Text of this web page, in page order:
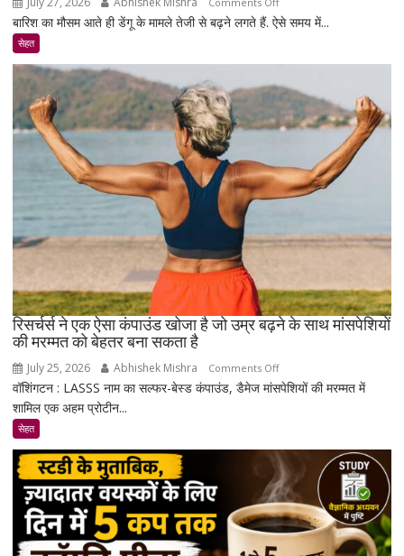
टाइप-2
सावधान
!
बारिश का मौसम आते ही डेंगू के मामले तेजी से बढ़ने लगते हैं. ऐसे समय में...
सेहत
रिसर्चर्स ने एक ऐसा कंपाउंड खोजा है जो उम्र बढ़ने के साथ मांसपेशियों
की मरम्मत को बेहतर बना सकता है
July 25, 2026 Abhishek Mishra Comments Offon
रिसर्चर्स
कंपाउंड
खोजा
है
जो
वॉशिंगटन : LASSS नाम का सल्फर-बेस्ड कंपाउंड, डैमेज मांसपेशियों की मरम्मत में
शामिल एक अहम प्रोटीन...
सेहत